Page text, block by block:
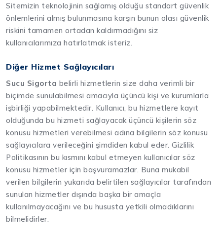
Sitemizin teknolojinin sağlamış olduğu standart güvenlik
önlemlerini almış bulunmasına karşın bunun olası güvenlik
riskini tamamen ortadan kaldırmadığını siz
kullanıcılarımıza hatırlatmak isteriz.
Diğer Hizmet Sağlayıcıları
Sucu Sigorta belirli hizmetlerin size daha verimli bir
biçimde sunulabilmesi amacıyla üçüncü kişi ve kurumlarla
işbirliği yapabilmektedir. Kullanıcı, bu hizmetlere kayıt
olduğunda bu hizmeti sağlayacak üçüncü kişilerin söz
konusu hizmetleri verebilmesi adına bilgilerin söz konusu
sağlayıcılara verileceğini şimdiden kabul eder. Gizlilik
Politikasının bu kısmını kabul etmeyen kullanıcılar söz
konusu hizmetler için başvuramazlar. Buna mukabil
verilen bilgilerin yukarıda belirtilen sağlayıcılar tarafından
sunulan hizmetler dışında başka bir amaçla
kullanılmayacağını ve bu hususta yetkili olmadıklarını
bilmelidirler.